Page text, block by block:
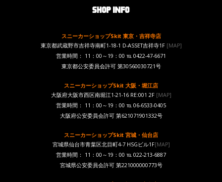
スニーカーショップSkit 東京・吉祥寺店
東京都武蔵野市吉祥寺南町1-18-1 D-ASSET吉祥寺1F [MAP]
営業時間： 11：00～19：00 ℡ 0422-47-6671
東京都公安委員会許可 第30560030721号
スニーカーショップSkit 大阪・堀江店
大阪府大阪市西区南堀江1-21-16 RE:001 2F[MAP]
営業時間： 11：00～19：00 ℡ 06-6533-0405
大阪府公安委員会許可 第621071901332号
スニーカーショップSkit 宮城・仙台店
宮城県仙台市青葉区北目町4-7 HSGビル1F[MAP]
営業時間： 11：00～19：00 ℡ 022-213-6887
宮城県公安委員会許可 第221000000773号